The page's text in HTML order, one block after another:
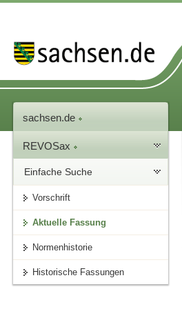
sachsen.de
REVOSax
Einfache Suche
Vorschrift
Aktuelle Fassung
Normenhistorie
Historische Fassungen